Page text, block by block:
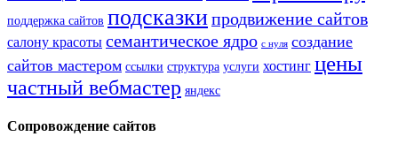
поддержка сайтов подсказкипродвижение сайтов
салону красоты семантическое ядро с нуля создание
сайтов мастером ссылки структура услуги хостинг цены
частный вебмастер яндекс
Сопровождение сайтов